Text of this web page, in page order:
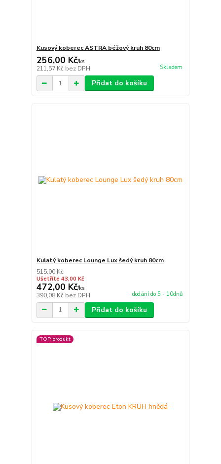
Kusový koberec ASTRA béžový kruh 80cm
256,00 Kč/ks
211,57 Kč bez DPH Skladem
Přidat do košíku
Kulatý koberec Lounge Lux šedý kruh 80cm
515,00 Kč
Ušetříte 43,00 Kč
472,00 Kč/ks
390,08 Kč bez DPH dodání do 5 - 10dnů
Přidat do košíku
TOP produkt